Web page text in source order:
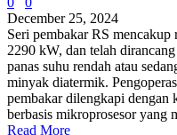
December 25, 2024
Seri pembakar RS
2290 kW, dan telah
panas suhu rendah atau
minyak diatermik.
pembakar dilengkapi dengan
berbasis mikroprosesor yang
Read More